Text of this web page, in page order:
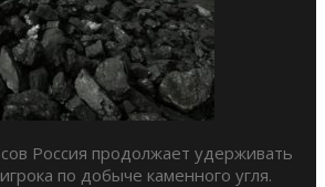
Россия продолжает удерживать
по добыче каменного угля.